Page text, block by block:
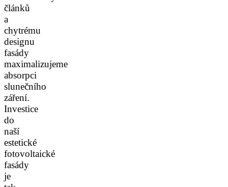
článků
a
chytrému
designu
fasády
maximalizujeme
absorpci
slunečního
záření.
Investice
do
naší
estetické
fotovoltaické
fasády
je